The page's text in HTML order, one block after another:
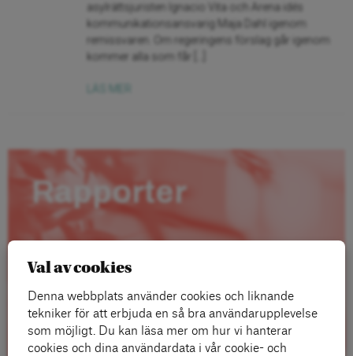
asylrättsjuristen Ignacio Vita och Arena idés
kommunikationsansvarig Maja Dahl igenom
remissvaren. Om regeringens förslag går igenom
kommer alla som får […]
Rapporter
Val av cookies
Denna webbplats använder cookies och liknande
tekniker för att erbjuda en så bra användarupplevelse
som möjligt. Du kan läsa mer om hur vi hanterar
cookies och dina användardata i vår cookie- och